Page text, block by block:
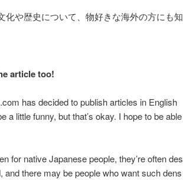
や歴史について、物好きな海外の方にも知
article too!
has decided to publish articles in English
a little funny, but that’s okay. I hope to be able
for native Japanese people, they’re often des
and there may be people who want such dens